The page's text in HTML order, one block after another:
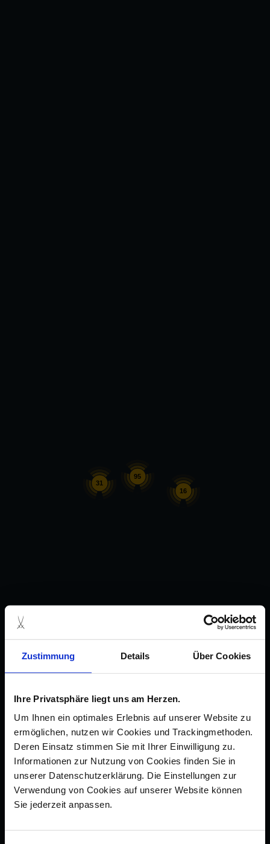
Zustimmung Details Über Cookies
Ihre Privatsphäre liegt uns am Herzen.
Um Ihnen ein optimales Erlebnis auf unserer Website zu
ermöglichen, nutzen wir Cookies und Trackingmethoden.
Deren Einsatz stimmen Sie mit Ihrer Einwilligung zu.
Informationen zur Nutzung von Cookies finden Sie in
unserer Datenschutzerklärung. Die Einstellungen zur
Verwendung von Cookies auf unserer Website können
Sie jederzeit anpassen.
95
16
31